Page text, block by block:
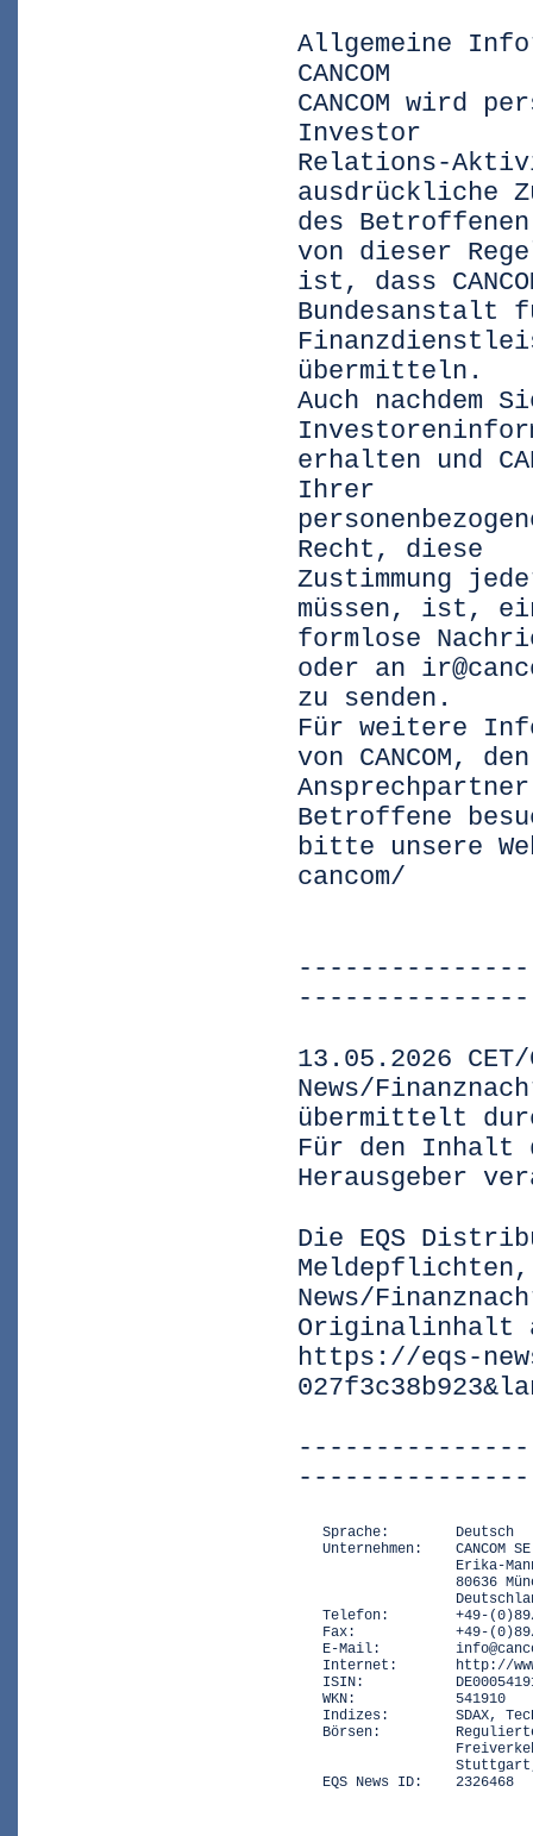
Allgemeine
CANCOM
CANCOM wird
Investor
Relations-
ausdrückliche
des
von dieser
ist, dass
Bundesanstalt
übermitteln.
Auch nachdem
erhalten und
Ihrer
Recht, diese
Zustimmung
müssen, ist,
formlose
oder an
zu senden.
Für weitere
von CANCOM, den
Betroffene
bitte unsere
cancom/
13.05.2026
News/
übermittelt
Für den
Herausgeber
Die EQS
News/
Originalinhalt
https://eqs-
   Sprache:        Deutsch
   Unternehmen:    CANCOM SE
Erika-
80636
Telefon:        +49-
Fax:            +49-
E-Mail:
Internet:       http://
ISIN:
   WKN:            541910
Indizes:        SDAX,
Börsen:
   EQS News ID:    2326468